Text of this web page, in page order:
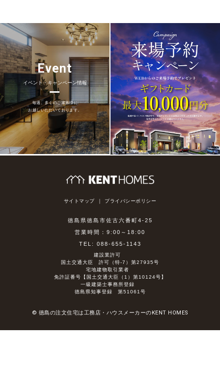
Event
イベント・キャンペーン情報
毎週、多くのご家族様に
お越しいただいております。
サイトマップ プライバシーポリシー
徳島県徳島市佐古六番町4-25
営業時間：9:00～18:00
TEL: 088-655-1143
建設業許可
国土交通大臣 許可（特-7）第27935号
宅地建物取引業者
免許証番号【国土交通大臣（1）第10124号】
一級建築士事務所登録
徳島県知事登録 第51061号
© 徳島の注文住宅は工務店・ハウスメーカーのKENT HOMES